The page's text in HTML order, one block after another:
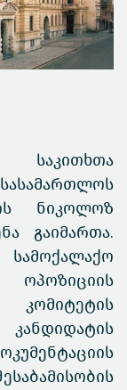
საკითხთა
ნიკოლოზ
გაიმართა.
სამოქალაქო